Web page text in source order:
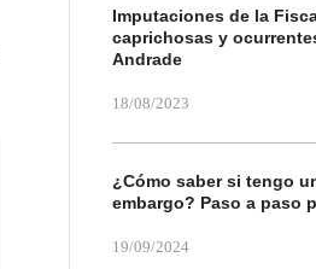
Imputaciones de la
caprichosas y
Andrade
18/08/2023
¿Cómo saber si tengo
embargo? Paso a paso
19/09/2024